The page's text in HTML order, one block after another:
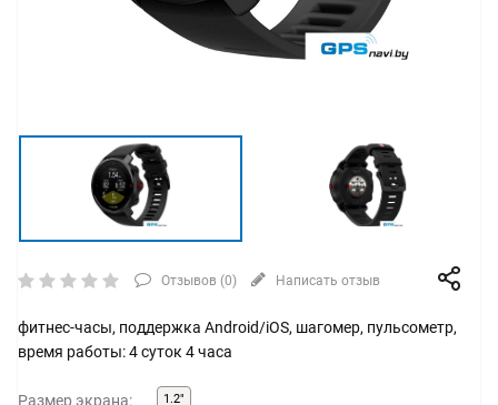
Отзывов (0) Написать отзыв
фитнес-часы, поддержка Android/iOS, шагомер, пульсометр,
время работы: 4 суток 4 часа
Размер экрана: 1.2"